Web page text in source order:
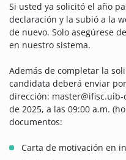
Si usted ya solicitó el año
declaración y la subió a la
de nuevo. Solo asegúrese
en nuestro sistema.
Además de completar la
candidata deberá enviar
dirección:
de 2025, a las 09:00 a.m.
documentos:
Carta de motivación en